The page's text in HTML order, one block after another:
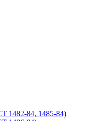
1482-84, 1485-84)